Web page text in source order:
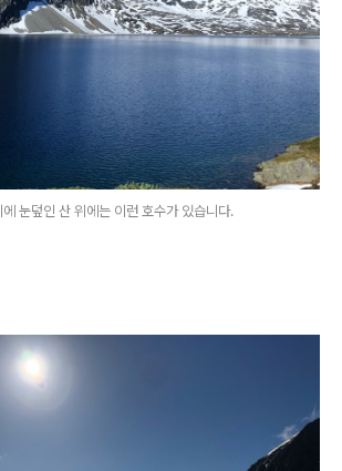
눈덮인 산 위에는 이런 호수가 있습니다.